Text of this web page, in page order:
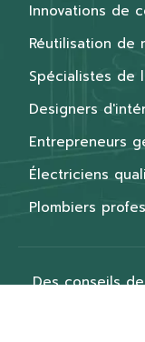
Innovations de
Réutilisation de
Spécialistes de
Designers
Entrepreneurs
Électriciens
Plombiers
Des conseils